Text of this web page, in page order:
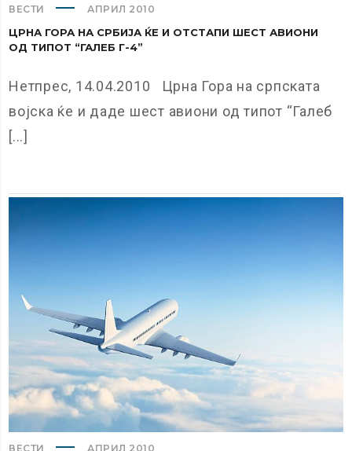
ВЕСТИ АПРИЛ 2010
ЦРНА ГОРА НА СРБИЈА ЌЕ И ОТСТАПИ ШЕСТ АВИОНИ
ОД ТИПОТ “ГАЛЕБ Г-4”
Нетпрес, 14.04.2010 Црна Гора на српската
војска ќе и даде шест авиони од типот “Галеб
[...]
ВЕСТИ АПРИЛ 2010